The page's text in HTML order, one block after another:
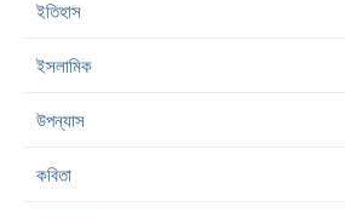
ইতিহাস
ইসলামিক
উপন্যাস
কবিতা